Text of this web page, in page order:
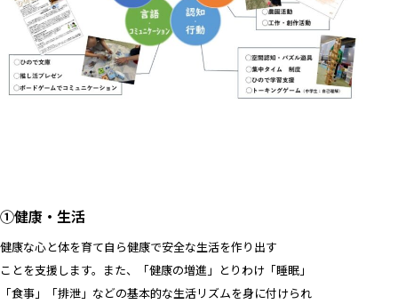
①健康・生活
健康な心と体を育て自ら健康で安全な生活を作り出す
ことを支援します。また、「健康の増進」とりわけ「睡眠」
「食事」「排泄」などの基本的な生活リズムを身に付けられ